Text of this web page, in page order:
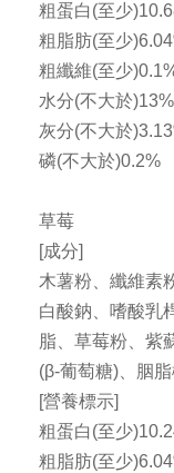
粗蛋白(至少
粗脂肪(至少
粗纖維(至少
水分(不大於)13%
灰分(不大於
磷(不大於)0.2%
草莓
[成分]
木薯粉、纖維素
白酸鈉、嗜酸乳
脂、草莓粉、紫
(β-葡萄糖)、胭
[營養標示]
粗蛋白(至少
粗脂肪(至少